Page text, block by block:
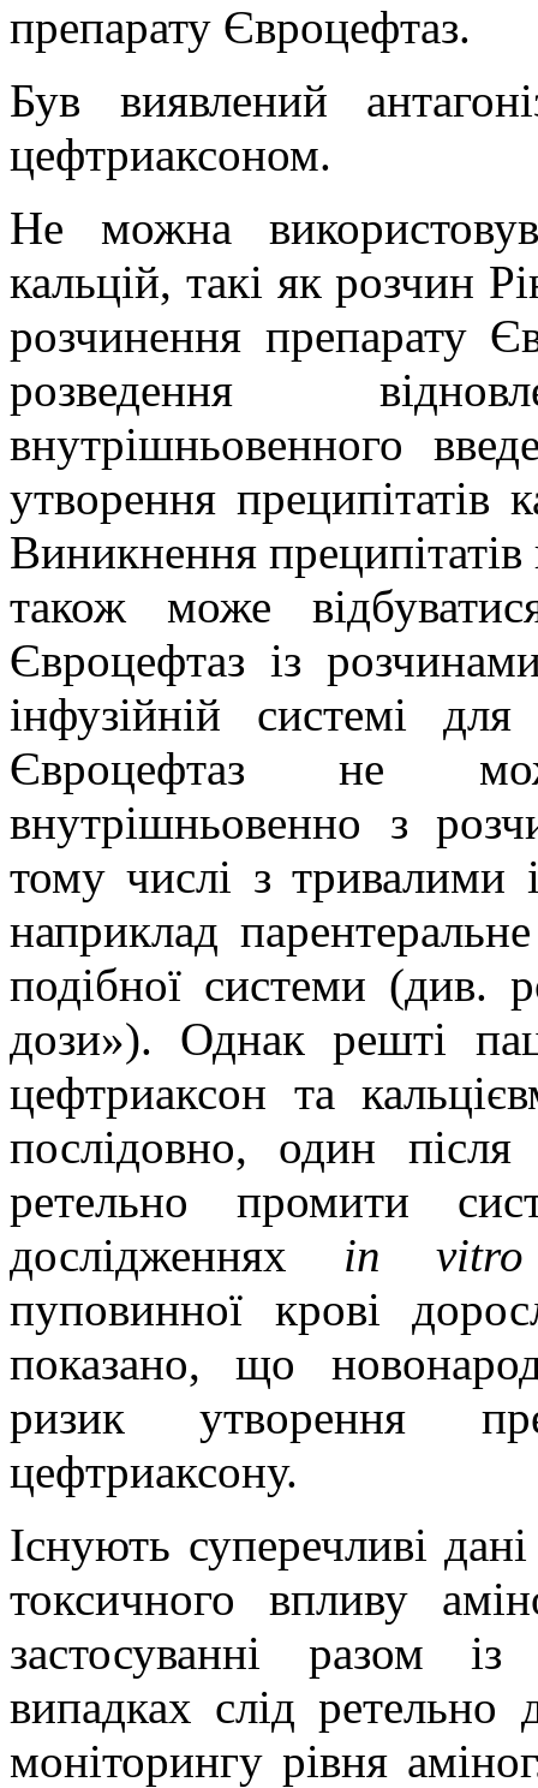
препарату Євроцефтаз.
Був виявлений
цефтриаксоном.
Не можна
кальцій, такі як розчин
розчинення препарату
розведення
внутрішньовенного
утворення преципітатів
Виникнення
також може
Євроцефтаз із
інфузійній системі
Євроцефтаз не
внутрішньовенно з
тому числі з тривалими
наприклад
подібної системи (див.
дози»). Однак решті
цефтриаксон та
послідовно, один
ретельно промити
дослідженнях іn vіtro
пуповинної крові
показано, що
ризик утворення
цефтриаксону.
Існують суперечливі
токсичного впливу
застосуванні разом
випадках слід ретельно
моніторингу рівня